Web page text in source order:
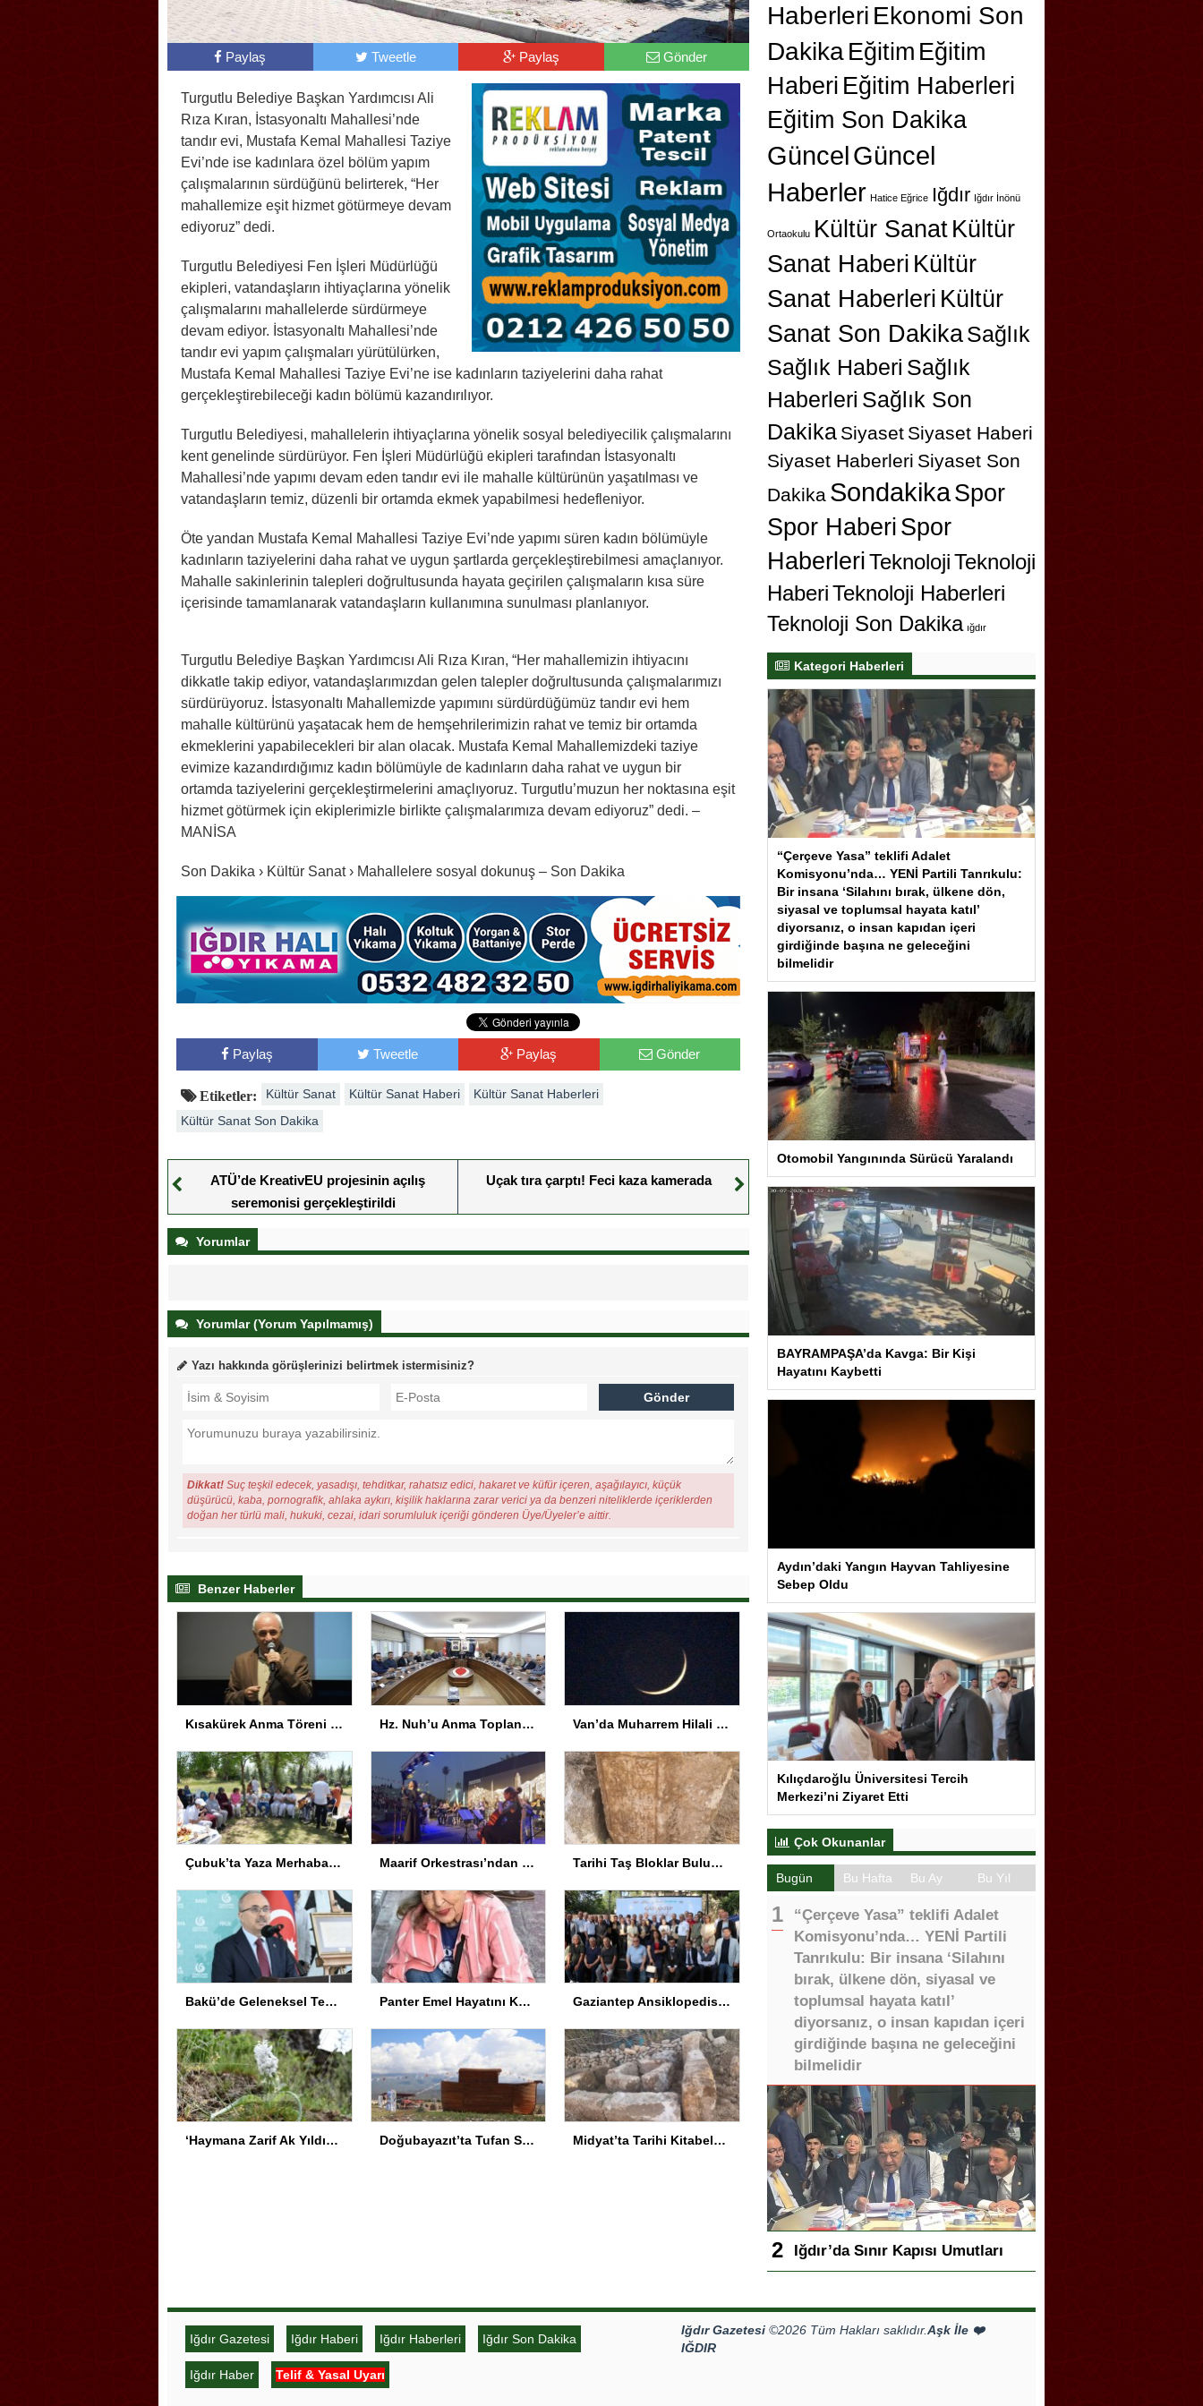
Paylaş Tweetle Paylaş Gönder
Turgutlu Belediye Başkan Yardımcısı Ali
Rıza Kıran, İstasyonaltı Mahallesi’nde
tandır evi, Mustafa Kemal Mahallesi Taziye
Evi’nde ise kadınlara özel bölüm yapım
çalışmalarının sürdüğünü belirterek, “Her
mahallemize eşit hizmet götürmeye devam
ediyoruz” dedi.
Turgutlu Belediyesi Fen İşleri Müdürlüğü
ekipleri, vatandaşların ihtiyaçlarına yönelik
çalışmalarını mahallelerde sürdürmeye
devam ediyor. İstasyonaltı Mahallesi’nde
tandır evi yapım çalışmaları yürütülürken,
Mustafa Kemal Mahallesi Taziye Evi’ne ise kadınların taziyelerini daha rahat
gerçekleştirebileceği kadın bölümü kazandırılıyor.
Turgutlu Belediyesi, mahallelerin ihtiyaçlarına yönelik sosyal belediyecilik çalışmalarını
kent genelinde sürdürüyor. Fen İşleri Müdürlüğü ekipleri tarafından İstasyonaltı
Mahallesi’nde yapımı devam eden tandır evi ile mahalle kültürünün yaşatılması ve
vatandaşların temiz, düzenli bir ortamda ekmek yapabilmesi hedefleniyor.
Öte yandan Mustafa Kemal Mahallesi Taziye Evi’nde yapımı süren kadın bölümüyle
kadınların taziyelerini daha rahat ve uygun şartlarda gerçekleştirebilmesi amaçlanıyor.
Mahalle sakinlerinin talepleri doğrultusunda hayata geçirilen çalışmaların kısa süre
içerisinde tamamlanarak vatandaşların kullanımına sunulması planlanıyor.
Turgutlu Belediye Başkan Yardımcısı Ali Rıza Kıran, “Her mahallemizin ihtiyacını
dikkatle takip ediyor, vatandaşlarımızdan gelen talepler doğrultusunda çalışmalarımızı
sürdürüyoruz. İstasyonaltı Mahallemizde yapımını sürdürdüğümüz tandır evi hem
mahalle kültürünü yaşatacak hem de hemşehrilerimizin rahat ve temiz bir ortamda
ekmeklerini yapabilecekleri bir alan olacak. Mustafa Kemal Mahallemizdeki taziye
evimize kazandırdığımız kadın bölümüyle de kadınların daha rahat ve uygun bir
ortamda taziyelerini gerçekleştirmelerini amaçlıyoruz. Turgutlu’muzun her noktasına eşit
hizmet götürmek için ekiplerimizle birlikte çalışmalarımıza devam ediyoruz” dedi. –
MANİSA
Son Dakika › Kültür Sanat › Mahallelere sosyal dokunuş – Son Dakika
Paylaş Tweetle Paylaş Gönder
Etiketler: Kültür Sanat Kültür Sanat Haberi
Kültür Sanat Haberleri
Kültür Sanat Son Dakika
ATÜ’de KreativEU projesinin açılış
seremonisi gerçekleştirildi
Uçak tıra çarptı! Feci kaza kamerada
Yorumlar
Yorumlar (Yorum Yapılmamış)
Yazı hakkında görüşlerinizi belirtmek istermisiniz?
Dikkat! Suç teşkil edecek, yasadışı, tehditkar, rahatsız edici, hakaret ve küfür içeren, aşağılayıcı, küçük
düşürücü, kaba, pornografik, ahlaka aykırı, kişilik haklarına zarar verici ya da benzeri niteliklerde içeriklerden
doğan her türlü mali, hukuki, cezai, idari sorumluluk içeriği gönderen Üye/Üyeler’e aittir.
Benzer Haberler
Kısakürek Anma Töreni Trabzon’da Yapıldı Hz. Nuh’u Anma Toplantısı Şırnak’ta Van’da Muharrem Hilali ve Gezegenler Gökyüzünde Buluştu
Çubuk’ta Yaza Merhaba Etkinliği Maarif Orkestrası’ndan Keyifli Konser Tarihi Taş Bloklar Bulundu
Bakü’de Geleneksel Tezhip ve Minyatür Sergisi Açıldı Panter Emel Hayatını Kaybetti Gaziantep Ansiklopedisi Tanıtıldı
‘Haymana Zarif Ak Yıldızı’ için Tür Koruma Eylem Planı hayata geçirildi Doğubayazıt’ta Tufan Sempozyumu Midyat’ta Tarihi Kitabeler Bulundu
Haberleri Ekonomi Son
Dakika Eğitim Eğitim
Haberi Eğitim Haberleri
Eğitim Son Dakika
GüncelGüncel
Haberler Hatice Eğrice Iğdır Iğdır İnönü
Ortaokulu Kültür SanatKültür
Sanat Haberi Kültür
Sanat Haberleri Kültür
Sanat Son DakikaSağlık
Sağlık Haberi Sağlık
Haberleri Sağlık Son
Dakika Siyaset Siyaset Haberi
Siyaset Haberleri Siyaset Son
Dakika SondakikaSpor
Spor Haberi Spor
HaberleriTeknolojiTeknoloji
HaberiTeknoloji Haberleri
Teknoloji Son Dakika ığdır
Kategori Haberleri
“Çerçeve Yasa” teklifi Adalet
Komisyonu’nda… YENİ Partili Tanrıkulu:
Bir insana ‘Silahını bırak, ülkene dön,
siyasal ve toplumsal hayata katıl’
diyorsanız, o insan kapıdan içeri
girdiğinde başına ne geleceğini
bilmelidir
Otomobil Yangınında Sürücü Yaralandı
BAYRAMPAŞA’da Kavga: Bir Kişi
Hayatını Kaybetti
Aydın’daki Yangın Hayvan Tahliyesine
Sebep Oldu
Kılıçdaroğlu Üniversitesi Tercih
Merkezi’ni Ziyaret Etti
Çok Okunanlar
Bugün Bu Hafta Bu Ay Bu Yıl
“Çerçeve Yasa” teklifi Adalet
Komisyonu’nda… YENİ Partili
Tanrıkulu: Bir insana ‘Silahını
bırak, ülkene dön, siyasal ve
toplumsal hayata katıl’
diyorsanız, o insan kapıdan içeri
girdiğinde başına ne geleceğini
bilmelidir
Iğdır’da Sınır Kapısı Umutları
Iğdır Gazetesi Iğdır Haberi Iğdır Haberleri Iğdır Son Dakika
Iğdır Haber Telif & Yasal Uyarı
Iğdır Gazetesi ©2026 Tüm Hakları saklıdır.Aşk İle ❤️
IĞDIR